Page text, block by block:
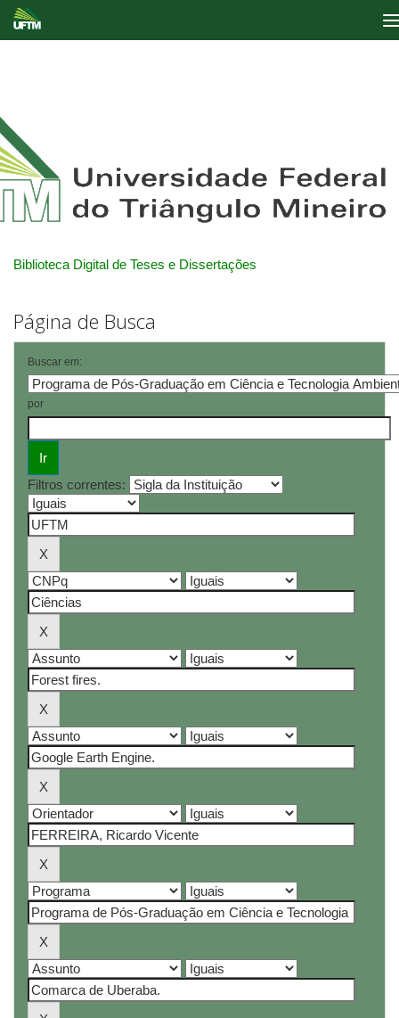
Biblioteca Digital de Teses e Dissertações
Página de Busca
Buscar em:
por
Filtros correntes: